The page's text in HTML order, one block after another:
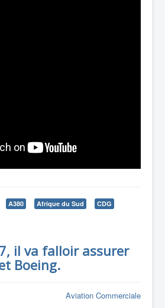
A380 Afrique du Sud CDG
il va falloir assurer
Boeing.
Aviation Commerciale